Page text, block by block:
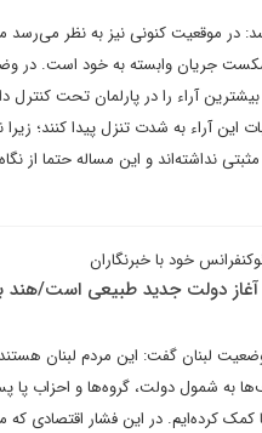
در موقعیت کنونی نیز به نظر می‌رسد
جریان وابسته به خود است. در
صدر با ۵۴ کرسی بیشترین آراء را در
آراء به شدت تنزل پیدا کنند؛ زیرا
نداشته‌اند و این مساله حتما از
خود با خبرنگاران
دولت جدید طبیعی است/هند
لبنان گفت: این مردم لبنان
به شمول دولت، گروه‌ها و احزاب پا
کرده‌ایم. در این فشار اقتصادی که